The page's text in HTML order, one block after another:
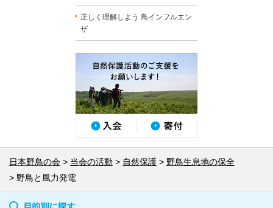
正しく理解しよう 鳥インフルエン
ザ
日本野鳥の会 当会の活動 自然保護
野鳥生息地の保全
野鳥と風力発電